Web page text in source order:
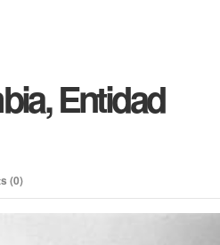
Entidad
(0)